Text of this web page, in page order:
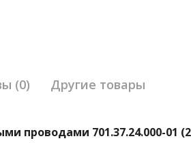
(0) Другие товары
проводами 701.37.24.000-01